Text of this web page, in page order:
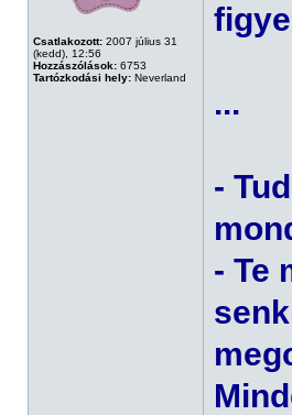
Csatlakozott: 2007 július 31
(kedd), 12:56
Hozzászólások: 6753
Tartózkodási hely: Neverland
...
-
- Te